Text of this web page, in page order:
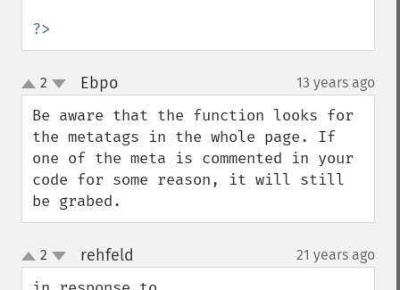
?>
up
down
2 Ebpo¶ 13 years ago
Be aware that the function looks for
the metatags in the whole page. If
one of the meta is commented in your
code for some reason, it will still
be grabed.
up
down
2 rehfeld 21 years ago